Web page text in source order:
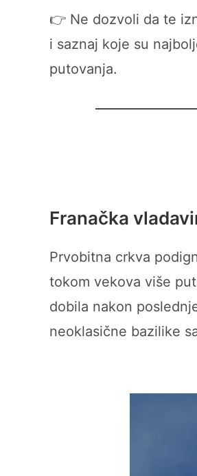
👉 Ne dozvoli da te
i saznaj koje su
putovanja.
Franačka
Prvobitna crkva
tokom vekova više
dobila nakon
neoklasične bazilike